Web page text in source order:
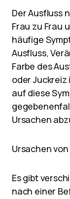
Der Ausfluss
Frau zu Frau
häufige
Ausfluss,
Farbe des
oder Juckreiz
auf diese
Ursachen
Ursachen
Es gibt
nach einer